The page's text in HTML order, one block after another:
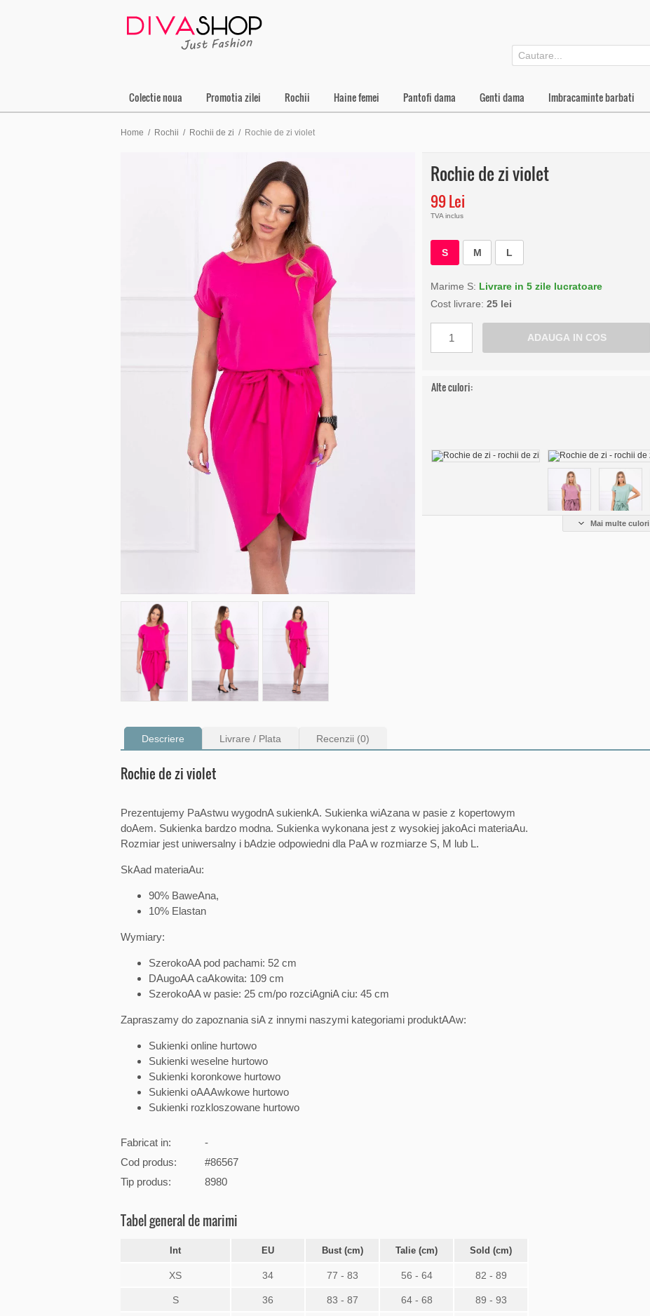
Colectie noua Promotia zilei Rochii Haine femei Pantofi dama Genti dama Imbracaminte barbati
Home / Rochii / Rochii de zi / Rochie de zi violet
Rochie de zi violet
99 Lei
TVA inclus
S M L
Marime S: Livrare in 5 zile lucratoare
Cost livrare: 25 lei
Alte culori:
Mai multe culori
Descriere Livrare / Plata Recenzii (0)
Rochie de zi violet
Prezentujemy PaAstwu wygodnA sukienkA. Sukienka wiAzana w pasie z kopertowym
doAem. Sukienka bardzo modna. Sukienka wykonana jest z wysokiej jakoAci materiaAu.
Rozmiar jest uniwersalny i bAdzie odpowiedni dla PaA w rozmiarze S, M lub L.
SkAad materiaAu:
90% BaweAna,
10% Elastan
Wymiary:
SzerokoAA pod pachami: 52 cm
DAugoAA caAkowita: 109 cm
SzerokoAA w pasie: 25 cm/po rozciAgniA ciu: 45 cm
Zapraszamy do zapoznania siA z innymi naszymi kategoriami produktAAw:
Sukienki online hurtowo
Sukienki weselne hurtowo
Sukienki koronkowe hurtowo
Sukienki oAAAwkowe hurtowo
Sukienki rozkloszowane hurtowo
Fabricat in:
-
Cod produs:
#86567
Tip produs:
8980
Tabel general de marimi
Int EU Bust (cm) Talie (cm) Sold (cm)
XS 34 77 - 83 56 - 64 82 - 89
S 36 83 - 87 64 - 68 89 - 93